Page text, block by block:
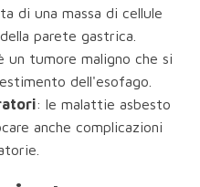
di una massa di cellule
parete gastrica.
un tumore maligno che si
dell'esofago.
: le malattie asbesto
anche complicazioni